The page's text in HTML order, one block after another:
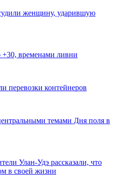
женщину, ударившую
+30, временами ливни
контейнеров
темами Дня поля в
Улан-Удэ рассказали, что
в своей жизни